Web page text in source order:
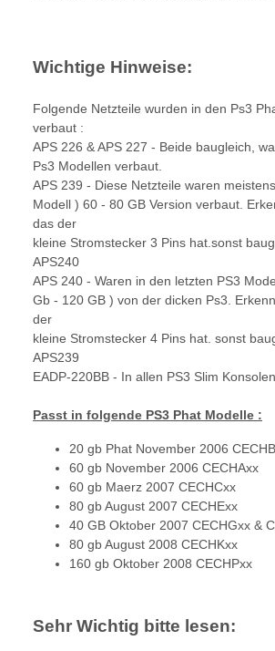
Wichtige Hinweise:
Folgende Netzteile wurden in den Ps3
verbaut :
APS 226 & APS 227 - Beide baugleich,
Ps3 Modellen verbaut.
APS 239 - Diese Netzteile waren
Modell ) 60 - 80 GB Version verbaut.
das der
kleine Stromstecker 3 Pins hat.sonst
APS240
APS 240 - Waren in den letzten PS3
Gb - 120 GB ) von der dicken Ps3.
der
kleine Stromstecker 4 Pins hat. sonst
APS239
EADP-220BB - In allen PS3 Slim
Passt in folgende PS3 Phat Modelle :
20 gb Phat November 2006
60 gb November 2006 CECHAxx
60 gb Maerz 2007 CECHCxx
80 gb August 2007 CECHExx
40 GB Oktober 2007 CECHGxx &
80 gb August 2008 CECHKxx
160 gb Oktober 2008 CECHPxx
Sehr Wichtig bitte lesen: